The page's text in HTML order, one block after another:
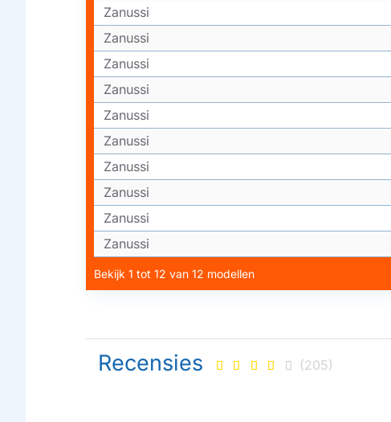
Zanussi
Zanussi
Zanussi
Zanussi
Zanussi
Zanussi
Zanussi
Zanussi
Zanussi
Zanussi
Bekijk 1 tot 12 van 12 modellen
Recensies (205)